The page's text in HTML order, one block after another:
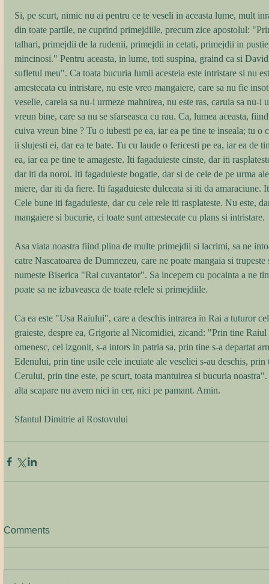
Si, pe scurt, nimic nu ai pentru ce te veseli in aceasta lume, mult
din toate partile, ne cuprind primejdiile, precum zice apostolul:
talhari, primejdii de la rudenii, primejdii in cetati, primejdii in
mincinosi." Pentru aceasta, in lume, toti suspina, graind ca si
sufletul meu". Ca toata bucuria lumii acesteia este intristare si nu
amestecata cu intristare, nu este vreo mangaiere, care sa nu fie
veselie, careia sa nu-i urmeze mahnirea, nu este ras, caruia sa nu-i
vreun bine, care sa nu se sfarseasca cu rau. Ca, lumea aceasta,
cuiva vreun bine ? Tu o iubesti pe ea, iar ea pe tine te inseala; tu o
ii slujesti ei, dar ea te bate. Tu cu laude o fericesti pe ea, iar ea de
ea, iar ea pe tine te amageste. Iti fagaduieste cinste, dar iti
dar iti da noroi. Iti fagaduieste bogatie, dar si de cele de pe urma
miere, dar iti da fiere. Iti fagaduieste dulceata si iti da amaraciune.
Cele bune iti fagaduieste, dar cu cele rele iti rasplateste. Nu este,
mangaiere si bucurie, ci toate sunt amestecate cu plans si intristare.
Asa viata noastra fiind plina de multe primejdii si lacrimi, sa ne
catre Nascatoarea de Dumnezeu, care ne poate mangaia si
numeste Biserica "Rai cuvantator". Sa incepem cu pocainta a ne
poate sa ne izbaveasca de toate relele si primejdiile.
Ca ea este "Usa Raiului", care a deschis intrarea in Rai a tuturor
graieste, despre ea, Grigorie al Nicomidiei, zicand: "Prin tine
omenesc, cel izgonit, s-a intors in patria sa, prin tine s-a departat
Edenului, prin tine usile cele incuiate ale veseliei s-au deschis,
Cerului, prin tine este, pe scurt, toata mantuirea si bucuria
alta scapare nu avem nici in cer, nici pe pamant. Amin.
Sfantul Dimitrie al Rostovului
Comments